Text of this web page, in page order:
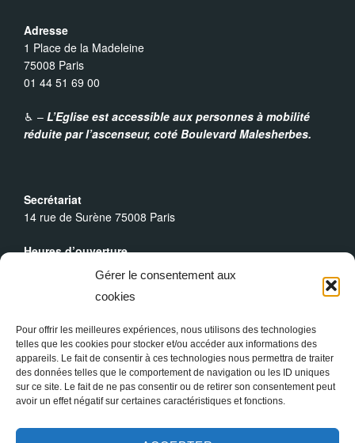
Gérer le consentement aux
cookies
Pour offrir les meilleures expériences, nous utilisons des technologies
telles que les cookies pour stocker et/ou accéder aux informations des
appareils. Le fait de consentir à ces technologies nous permettra de traiter
des données telles que le comportement de navigation ou les ID uniques
sur ce site. Le fait de ne pas consentir ou de retirer son consentement peut
avoir un effet négatif sur certaines caractéristiques et fonctions.
g
è
n
Adresse
1 Place de la Madeleine
75008 Paris
01 44 51 69 00
♿︎ – L’Eglise est accessible aux personnes à mobilité
réduite par l’ascenseur, coté Boulevard Malesherbes.
Secrétariat
14 rue de Surène 75008 Paris
Heures d’ouverture
Du lundi au dimanche : 9h30 - 19h00
Messes Dominicales
Dimanche, messe à10h30et18h